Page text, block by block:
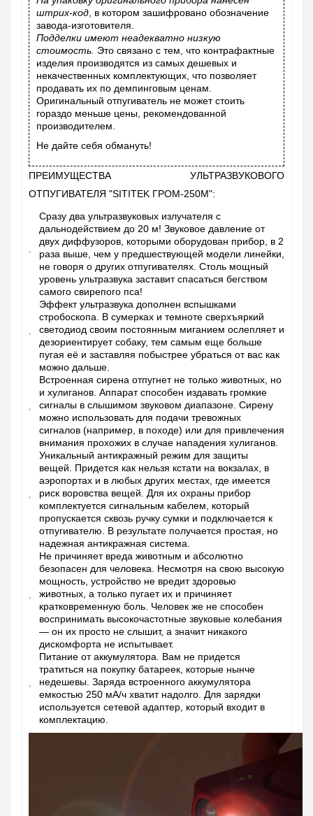
штрих-код , в котором зашифровано обозначение
завода-изготовителя.
Подделки имеют неадекватно низкую
стоимость. Это связано с тем, что контрафактные
изделия производятся из самых дешевых и
некачественных комплектующих, что позволяет
продавать их по демпинговым ценам.
Оригинальный отпугиватель не может стоить
гораздо меньше цены, рекомендованной
производителем.
Не дайте себя обмануть!
ПРЕИМУЩЕСТВА УЛЬТРАЗВУКОВОГО
ОТПУГИВАТЕЛЯ "SITITEK ГРОМ-250М":
Сразу два ультразвуковых излучателя с
дальнодействием до 20 м! Звуковое давление от
двух диффузоров, которыми оборудован прибор, в 2
раза выше, чем у предшествующей модели линейки,
не говоря о других отпугивателях. Столь мощный
уровень ультразвука заставит спасаться бегством
самого свирепого пса!
Эффект ультразвука дополнен вспышками
стробоскопа.
В сумерках и темноте сверхъяркий
светодиод своим постоянным миганием ослепляет и
дезориентирует собаку, тем самым еще больше
пугая её и заставляя побыстрее убраться от вас как
можно дальше.
Встроенная сирена отпугнет не только животных, но
и хулиганов. Аппарат способен издавать громкие
сигналы в слышимом звуковом диапазоне. Сирену
можно использовать для подачи тревожных
сигналов (например, в походе) или для привлечения
внимания прохожих в случае нападения хулиганов.
Уникальный антикражный режим для защиты
вещей. Придется как нельзя кстати на вокзалах, в
аэропортах и в любых других местах, где имеется
риск воровства вещей. Для их охраны прибор
комплектуется сигнальным кабелем, который
пропускается сквозь ручку сумки и подключается к
отпугивателю. В результате получается простая, но
надежная антикражная система.
Не причиняет вреда животным и абсолютно
безопасен для человека.
Несмотря на свою высокую
мощность, устройство не вредит здоровью
животных, а только пугает их и причиняет
кратковременную боль. Человек же не способен
воспринимать высокочастотные звуковые колебания
— он их просто не слышит, а значит никакого
дискомфорта не испытывает.
Питание от аккумулятора.
Вам не придется
тратиться на покупку батареек, которые нынче
недешевы. Заряда встроенного аккумулятора
емкостью 250 мА/ч хватит надолго. Для зарядки
используется сетевой адаптер, который входит в
комплектацию.